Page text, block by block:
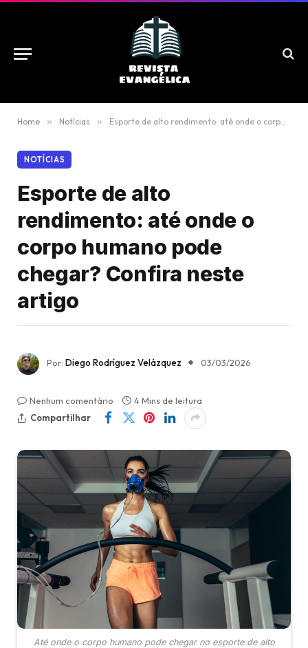
Home » Notícias » Esporte de alto rendimento: até onde o corpo humano pode chegar? Confira neste artigo
NOTÍCIAS
Esporte de alto
rendimento: até onde o
corpo humano pode
chegar? Confira neste
artigo
Por: Diego Rodríguez Velázquez 03/03/2026
Nenhum comentário
4 Mins de leitura
Compartilhar
Até onde o corpo humano pode chegar no esporte de alto